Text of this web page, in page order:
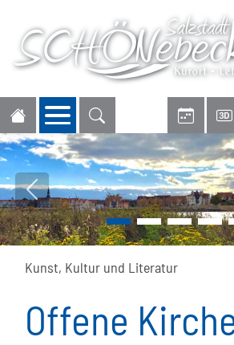
Navigation öffnen
Vorheriges Bild
Kunst, Kultur und Literatur
Offene